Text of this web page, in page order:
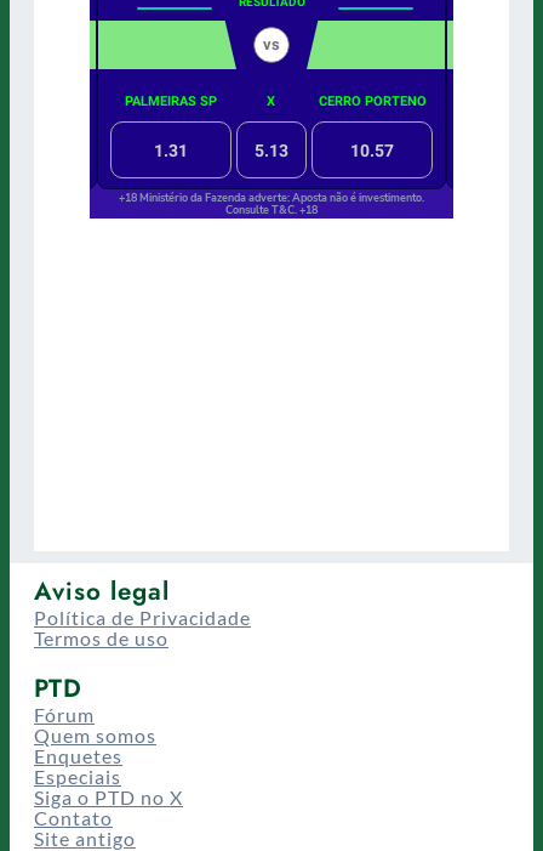
Aviso legal
Política de Privacidade
Termos de uso
PTD
Fórum
Quem somos
Enquetes
Especiais
Siga o PTD no X
Contato
Site antigo